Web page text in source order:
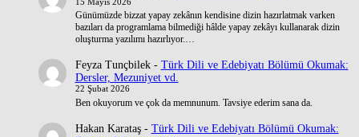
15 Mayıs 2026
Günümüzde bizzat yapay zekânın kendisine dizin hazırlatmak varken
bazıları da programlama bilmediği hâlde yapay zekâyı kullanarak dizin
oluşturma yazılımı hazırlıyor.…
Feyza Tunçbilek- Türk Dili ve Edebiyatı Bölümü Okumak:
Dersler, Mezuniyet vd.
22 Şubat 2026
Ben okuyorum ve çok da memnunum. Tavsiye ederim sana da.
Hakan Karataş- Türk Dili ve Edebiyatı Bölümü Okumak: